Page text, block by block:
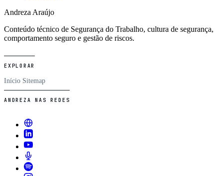
Andreza Araújo
Conteúdo técnico de Segurança do Trabalho, cultura de segurança,
comportamento seguro e gestão de riscos.
EXPLORAR
Início Sitemap
ANDREZA NAS REDES